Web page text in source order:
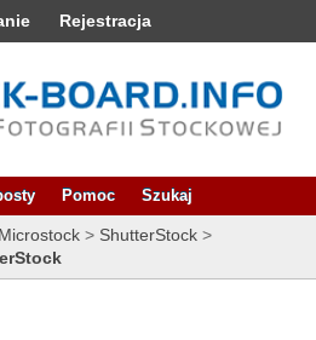
Rejestracja
Pomoc Szukaj
> ShutterStock >